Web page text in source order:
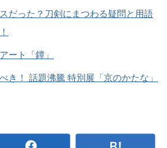
だった？刀剣にまつわる疑問と用語
ート「鐔」
き！ 話題沸騰 特別展「京のかたな」